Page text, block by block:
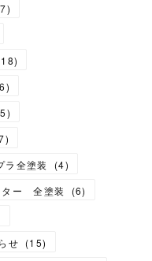
7)
18)
6)
5)
)
ラ全塗装 (4)
ター 全塗装 (6)
せ (15)